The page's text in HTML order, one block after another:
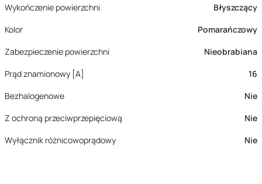
Wykończenie powierzchni
Błyszczący
Kolor
Pomarańczowy
Zabezpieczenie powierzchni
Nieobrabiana
Prąd znamionowy [A]
16
Bezhalogenowe
Nie
Z ochroną przeciwprzepięciową
Nie
Wyłącznik różnicowoprądowy
Nie